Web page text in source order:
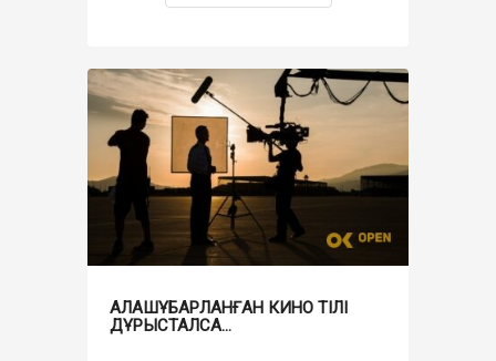
АЛАШҰБАРЛАНҒАН КИНО ТІЛІ
ДҰРЫСТАЛСА…